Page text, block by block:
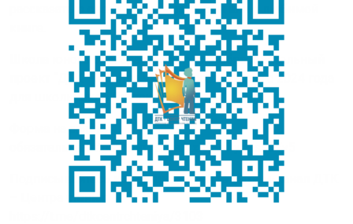
рассказать о своих интересах, хобби или о любимой
Школа юного блогера – культурно-образовательный
проект “ДТК – Центра чтения”, реализуется с 2024 года
для школьников Якутска бесплатно.
Форма на заявку
обязательна:https://forms.gle/xxiEjSdXyhess3Yy5
Подписывайтесь на официальный телеграм-канал ДТК
– Центра чтения: